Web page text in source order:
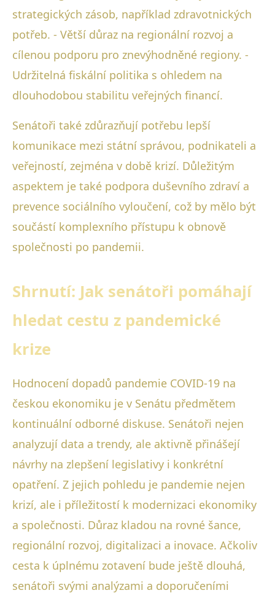
strategických zásob, například zdravotnických
potřeb. - Větší důraz na regionální rozvoj a
cílenou podporu pro znevýhodněné regiony. -
Udržitelná fiskální politika s ohledem na
dlouhodobou stabilitu veřejných financí.
Senátoři také zdůrazňují potřebu lepší
komunikace mezi státní správou, podnikateli a
veřejností, zejména v době krizí. Důležitým
aspektem je také podpora duševního zdraví a
prevence sociálního vyloučení, což by mělo být
součástí komplexního přístupu k obnově
společnosti po pandemii.
Shrnutí: Jak senátoři pomáhají
hledat cestu z pandemické
krize
Hodnocení dopadů pandemie COVID-19 na
českou ekonomiku je v Senátu předmětem
kontinuální odborné diskuse. Senátoři nejen
analyzují data a trendy, ale aktivně přinášejí
návrhy na zlepšení legislativy i konkrétní
opatření. Z jejich pohledu je pandemie nejen
krizí, ale i příležitostí k modernizaci ekonomiky
a společnosti. Důraz kladou na rovné šance,
regionální rozvoj, digitalizaci a inovace. Ačkoliv
cesta k úplnému zotavení bude ještě dlouhá,
senátoři svými analýzami a doporučeními